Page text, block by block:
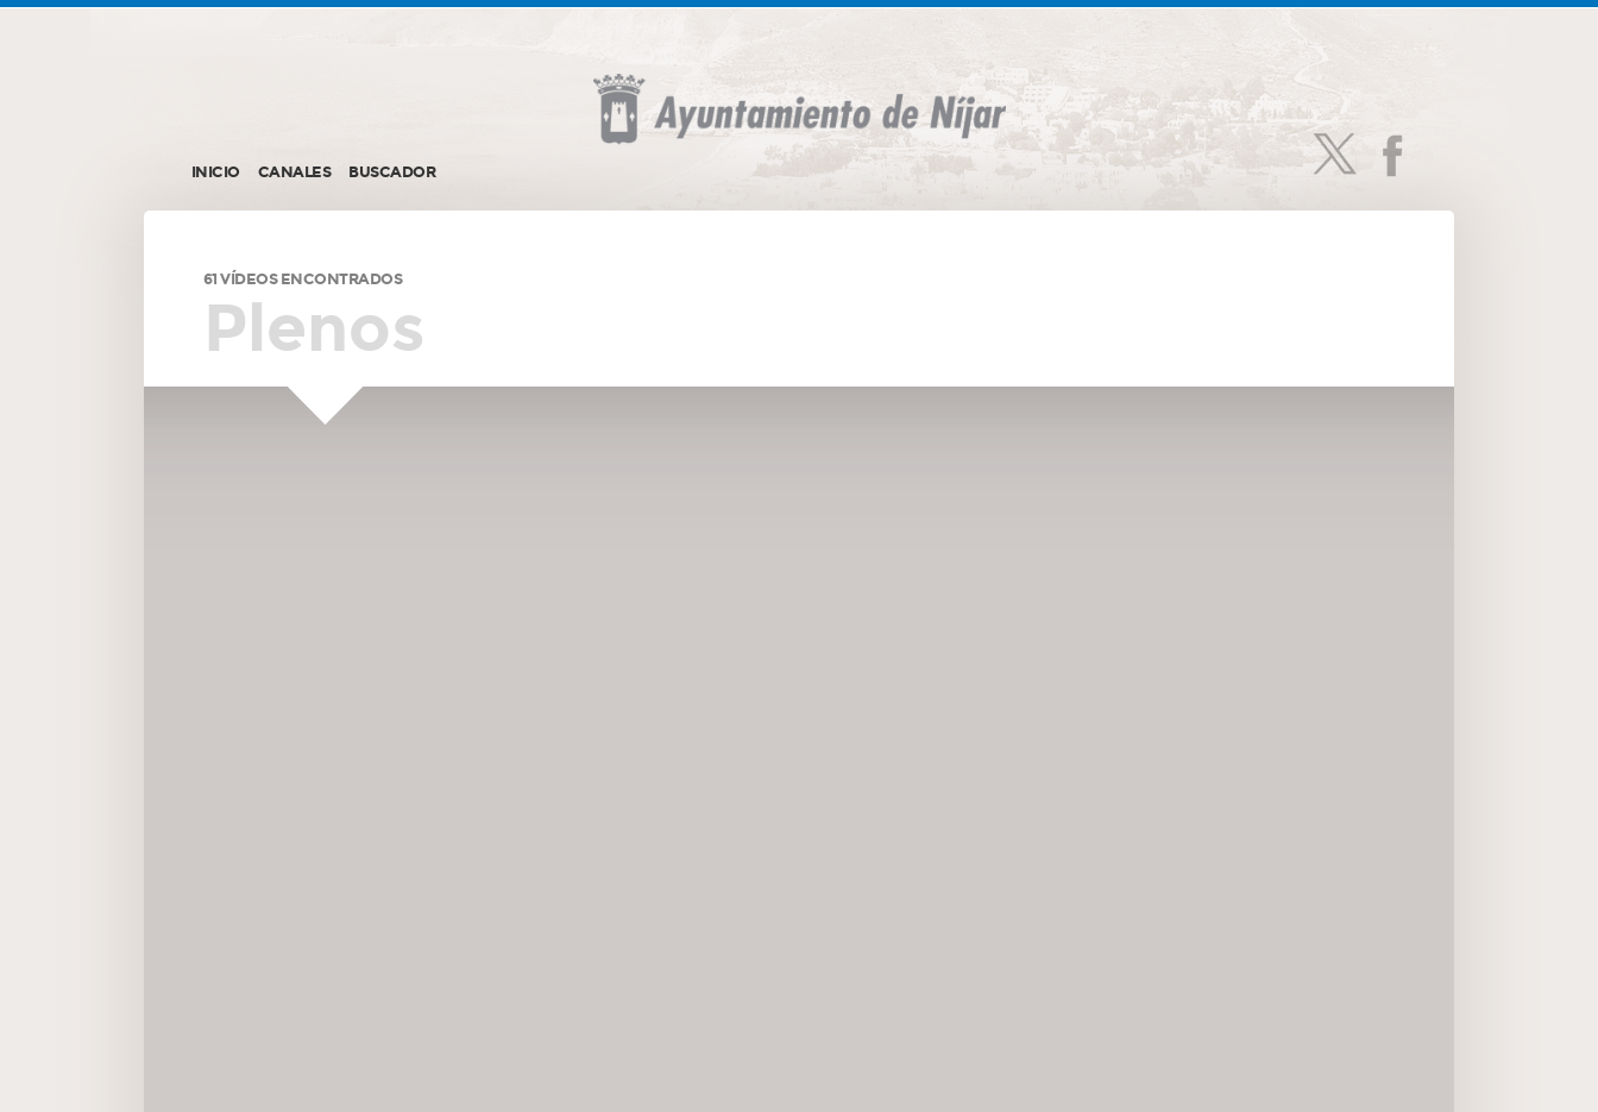
INICIO CANALES BUSCADOR
61 VÍDEOS ENCONTRADOS
Plenos